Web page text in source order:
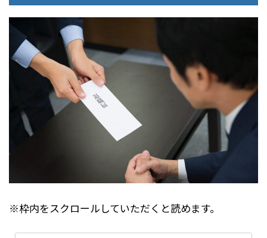
※枠内をスクロールしていただくと読めます。